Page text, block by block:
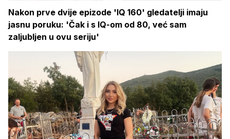
Nakon prve dvije epizode 'IQ 160' gledatelji imaju
jasnu poruku: 'Čak i s IQ-om od 80, već sam
zaljubljen u ovu seriju'